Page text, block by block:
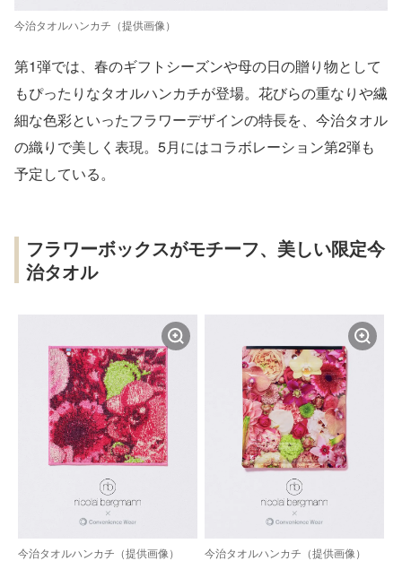
今治タオルハンカチ（提供画像）
第1弾では、春のギフトシーズンや母の日の贈り物として
もぴったりなタオルハンカチが登場。花びらの重なりや繊
細な色彩といったフラワーデザインの特長を、今治タオル
の織りで美しく表現。5月にはコラボレーション第2弾も
予定している。
フラワーボックスがモチーフ、美しい限定今
治タオル
今治タオルハンカチ（提供画像） 今治タオルハンカチ（提供画像）